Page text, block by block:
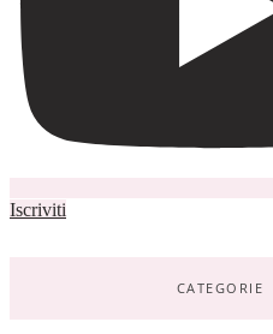
Iscriviti
CATEGORIE